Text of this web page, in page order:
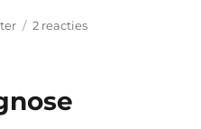
2 reactiesop